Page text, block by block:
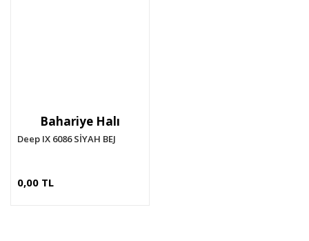
Bahariye Halı
Deep IX 6086 SİYAH BEJ
0,00 TL